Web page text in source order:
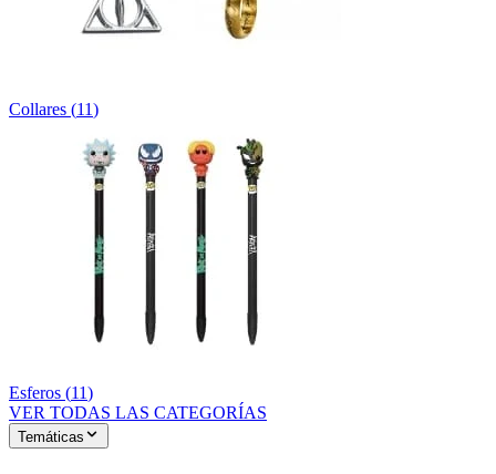
Collares (11)
Esferos (11)
VER TODAS LAS CATEGORÍAS
Temáticas